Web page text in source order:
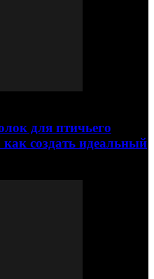
для птичьего
создать идеальный